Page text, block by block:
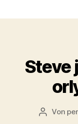
Steve
Von